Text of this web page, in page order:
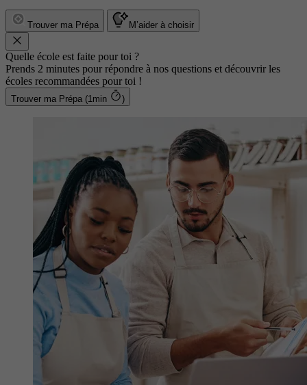
Trouver ma Prépa M’aider à choisir
Quelle école est faite pour toi ?
Prends 2 minutes pour répondre à nos questions et découvrir les
écoles recommandées pour toi !
Trouver ma Prépa (1min )